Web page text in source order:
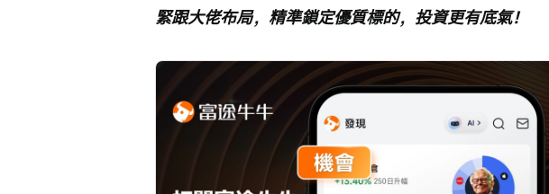
緊跟大佬布局，精準鎖定優質標的，投資更有底氣！